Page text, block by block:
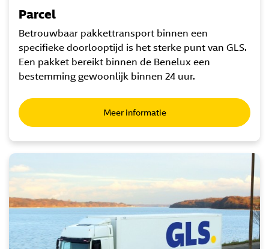
Parcel
Betrouwbaar pakkettransport binnen een
specifieke doorlooptijd is het sterke punt van GLS.
Een pakket bereikt binnen de Benelux een
bestemming gewoonlijk binnen 24 uur.
Meer informatie